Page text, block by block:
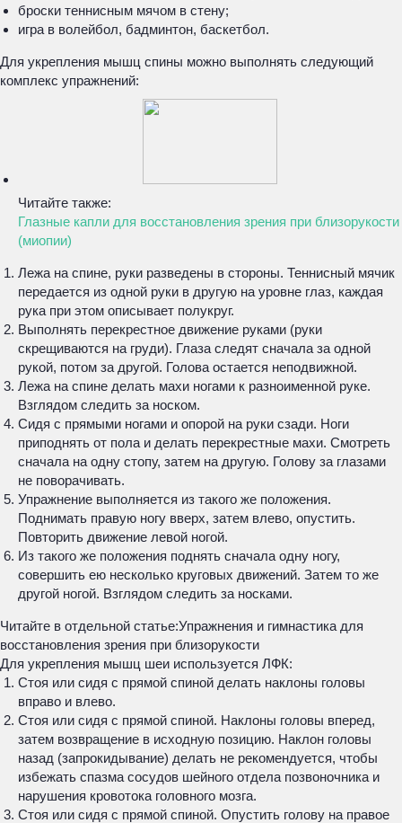
броски теннисным мячом в стену;
игра в волейбол, бадминтон, баскетбол.
Для укрепления мышц спины можно выполнять следующий
комплекс упражнений:
Читайте также:
Глазные капли для восстановления зрения при близорукости
(миопии)
Лежа на спине, руки разведены в стороны. Теннисный мячик
передается из одной руки в другую на уровне глаз, каждая
рука при этом описывает полукруг.
Выполнять перекрестное движение руками (руки
скрещиваются на груди). Глаза следят сначала за одной
рукой, потом за другой. Голова остается неподвижной.
Лежа на спине делать махи ногами к разноименной руке.
Взглядом следить за носком.
Сидя с прямыми ногами и опорой на руки сзади. Ноги
приподнять от пола и делать перекрестные махи. Смотреть
сначала на одну стопу, затем на другую. Голову за глазами
не поворачивать.
Упражнение выполняется из такого же положения.
Поднимать правую ногу вверх, затем влево, опустить.
Повторить движение левой ногой.
Из такого же положения поднять сначала одну ногу,
совершить ею несколько круговых движений. Затем то же
другой ногой. Взглядом следить за носками.
Читайте в отдельной статье:Упражнения и гимнастика для
восстановления зрения при близорукости
Для укрепления мышц шеи используется ЛФК:
Стоя или сидя с прямой спиной делать наклоны головы
вправо и влево.
Стоя или сидя с прямой спиной. Наклоны головы вперед,
затем возвращение в исходную позицию. Наклон головы
назад (запрокидывание) делать не рекомендуется, чтобы
избежать спазма сосудов шейного отдела позвоночника и
нарушения кровотока головного мозга.
Стоя или сидя с прямой спиной. Опустить голову на правое